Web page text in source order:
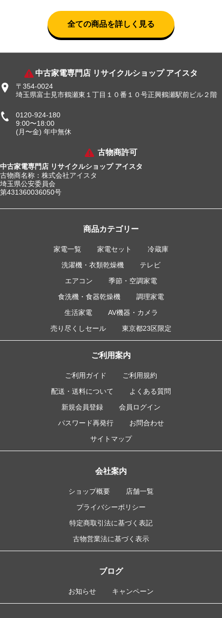
全ての商品を詳しく見る
中古家電専門店 リサイクルショップ アイスタ
〒354-0024
埼玉県富士見市鶴瀬東１丁目１０番１０号正興鶴瀬駅前ビル２階
0120-924-180
9:00〜18:00
(月〜金) 年中無休
古物商許可
中古家電専門店 リサイクルショップ アイスタ
古物商名称：株式会社アイスタ
埼玉県公安委員会
第431360036050号
商品カテゴリー
家電一覧 家電セット
冷蔵庫
洗濯機・衣類乾燥機
テレビ
エアコン
季節・空調家電
食洗機・食器乾燥機
調理家電
生活家電
AV機器・カメラ
売り尽くしセール
東京都23区限定
ご利用案内
ご利用ガイド
ご利用規約
配送・送料について
よくある質問
新規会員登録
会員ログイン
パスワード再発行
お問合わせ
サイトマップ
会社案内
ショップ概要
店舗一覧
プライバシーポリシー
特定商取引法に基づく表記
古物営業法に基づく表示
ブログ
お知らせ キャンペーン